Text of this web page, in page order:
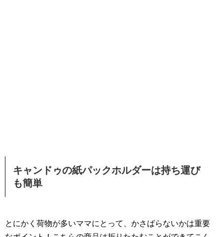
キャンドゥの紙パックホルダーは持ち運び
も簡単
とにかく荷物が多いママにとって、かさばらないかは重要